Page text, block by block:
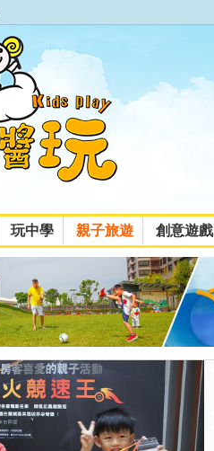
玩中學 親子旅遊 創意遊戲